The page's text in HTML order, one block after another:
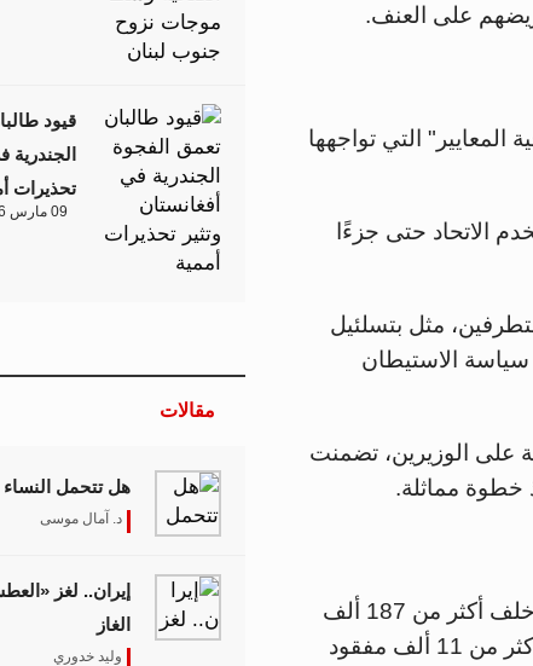
على العنف.
التي تواجهها
الاتحاد حتى جزءًا
مثل بتسلئيل
الاستيطان
على الوزيرين، تضمنت
خطوة مماثلة.
، خلف أكثر من 187 ألف
فلسطيني بين شهيد وجريح، معظمهم من النساء والأطفال، إضافة إلى أكثر من 11 ألف مفقود
قيود
الجندرية
تحذيرات
09 مارس 2026 - 14:09
مقالات
هل تتحمل النساء انتظارَ
د. آمال موسى
إيران.. لغز
الغاز
وليد خدوري